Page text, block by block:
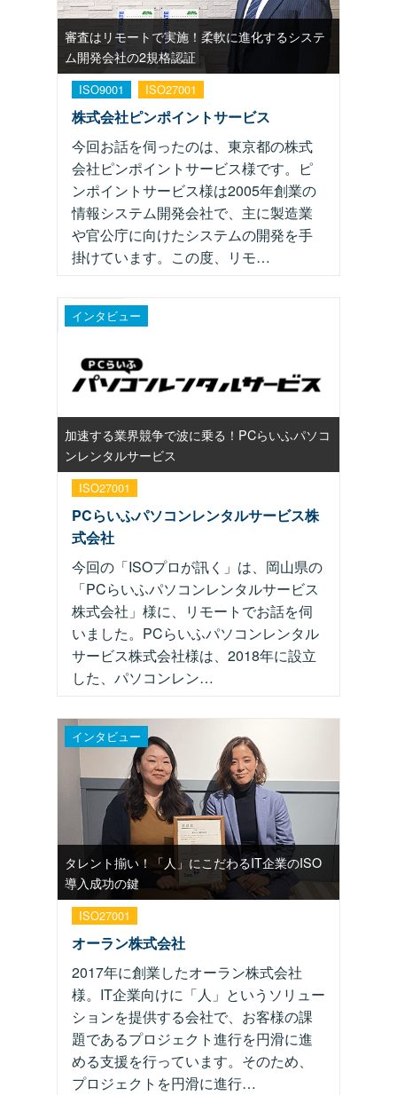
審査はリモートで実施！柔軟に進化するシステ
ム開発会社の2規格認証
ISO9001 ISO27001
株式会社ピンポイントサービス
今回お話を伺ったのは、東京都の株式
会社ピンポイントサービス様です。ピ
ンポイントサービス様は2005年創業の
情報システム開発会社で、主に製造業
や官公庁に向けたシステムの開発を手
掛けています。この度、リモ…
インタビュー
加速する業界競争で波に乗る！PCらいふパソコ
ンレンタルサービス
ISO27001
PCらいふパソコンレンタルサービス株
式会社
今回の「ISOプロが訊く」は、岡山県の
「PCらいふパソコンレンタルサービス
株式会社」様に、リモートでお話を伺
いました。PCらいふパソコンレンタル
サービス株式会社様は、2018年に設立
した、パソコンレン…
インタビュー
タレント揃い！「人」にこだわるIT企業のISO
導入成功の鍵
ISO27001
オーラン株式会社
2017年に創業したオーラン株式会社
様。IT企業向けに「人」というソリュー
ションを提供する会社で、お客様の課
題であるプロジェクト進行を円滑に進
める支援を行っています。そのため、
プロジェクトを円滑に進行…